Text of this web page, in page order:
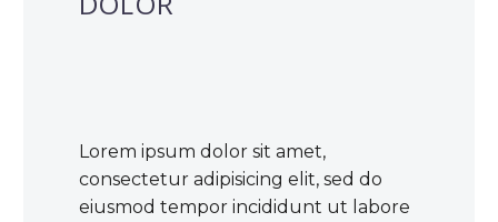
Lorem ipsum dolor sit amet,
consectetur adipisicing elit, sed do
eiusmod tempor incididunt ut labore